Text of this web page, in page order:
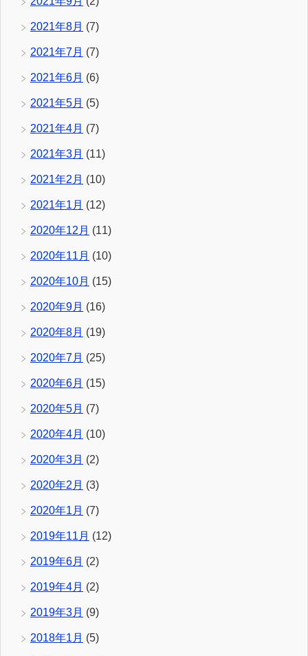
2021年8月 (7)
2021年7月 (7)
2021年6月 (6)
2021年5月 (5)
2021年4月 (7)
2021年3月 (11)
2021年2月 (10)
2021年1月 (12)
2020年12月 (11)
2020年11月 (10)
2020年10月 (15)
2020年9月 (16)
2020年8月 (19)
2020年7月 (25)
2020年6月 (15)
2020年5月 (7)
2020年4月 (10)
2020年3月 (2)
2020年2月 (3)
2020年1月 (7)
2019年11月 (12)
2019年6月 (2)
2019年4月 (2)
2019年3月 (9)
2018年1月 (5)